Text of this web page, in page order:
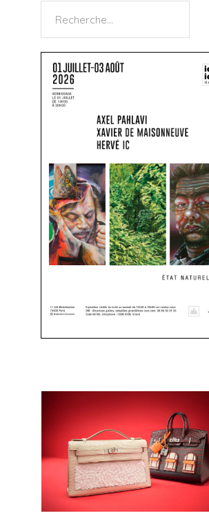
Rechercher